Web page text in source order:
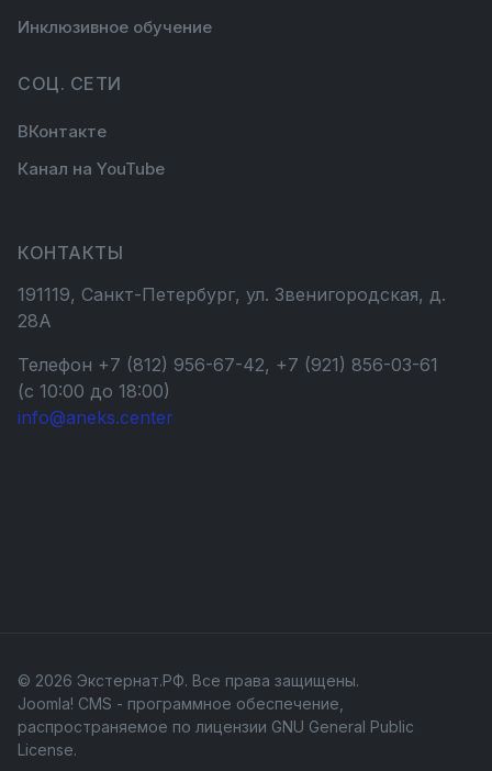
Инклюзивное обучение
СОЦ. СЕТИ
ВКонтакте
Канал на YouTube
КОНТАКТЫ
191119, Санкт-Петербург, ул. Звенигородская, д.
28А
Телефон +7 (812) 956-67-42, +7 (921) 856-03-61
(с 10:00 до 18:00)
info@aneks.center
© 2026 Экстернат.РФ. Все права защищены.
Joomla! CMS - программное обеспечение,
распространяемое по лицензии GNU General Public
License.